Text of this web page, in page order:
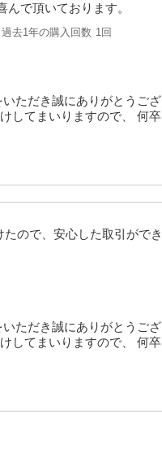
で頂いております。
過去1年の購入回数 1回
ただき誠にありがとうご
してまいりますので、 何
ので、安心した取引ができ
ただき誠にありがとうご
してまいりますので、 何